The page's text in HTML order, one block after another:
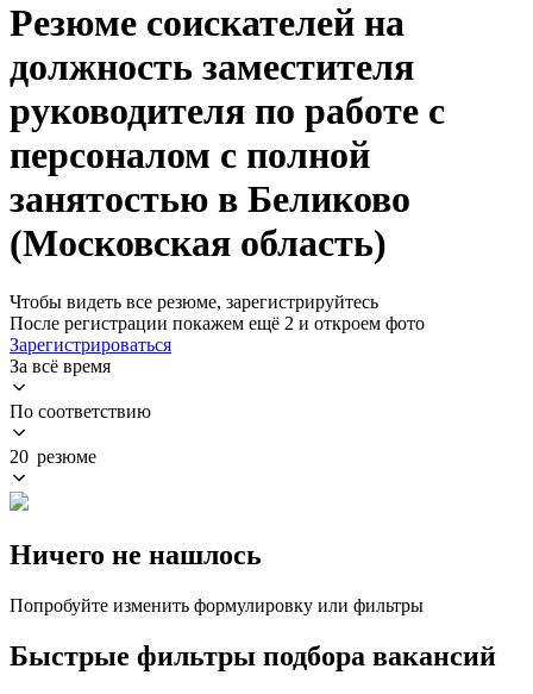
Резюме соискателей на
должность заместителя
руководителя по работе с
персоналом с полной
занятостью в Беликово
(Московская область)
Чтобы видеть все резюме, зарегистрируйтесь
После регистрации покажем ещё 2 и откроем фото
Зарегистрироваться
За всё время
По соответствию
20 резюме
Ничего не нашлось
Попробуйте изменить формулировку или фильтры
Быстрые фильтры подбора вакансий